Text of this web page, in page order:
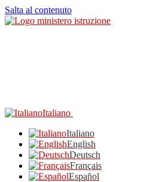
Salta al contenuto
Italiano
Italiano
English
Deutsch
Français
Español